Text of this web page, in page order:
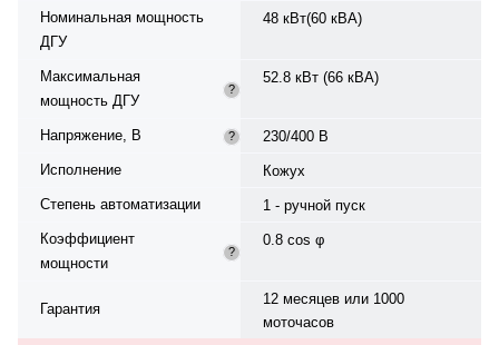
QPE, степень защиты IP23.
Время автономной работы при
шума — 65 дБ. Вес — 1476 кг,
габариты: 2250×1100×2150 мм.
— 12 месяцев или 1000
моточасов.
Номинальная мощность
ДГУ
48 кВт(60 кВА)
Максимальная
мощность ДГУ
?
52.8 кВт (66 кВА)
Напряжение, В ?
230/400 В
Исполнение
Кожух
Степень автоматизации
1 - ручной пуск
Коэффициент
мощности
?
0.8 cos φ
Гарантия
12 месяцев или 1000
моточасов